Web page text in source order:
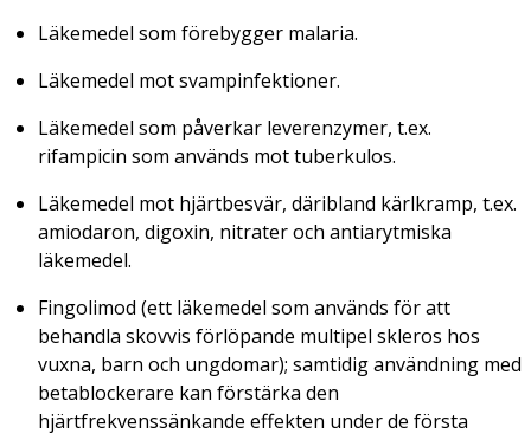
Läkemedel som förebygger malaria.
Läkemedel mot svampinfektioner.
Läkemedel som påverkar leverenzymer, t.ex.
rifampicin som används mot tuberkulos.
Läkemedel mot hjärtbesvär, däribland kärlkramp, t.ex.
amiodaron, digoxin, nitrater och antiarytmiska
läkemedel.
Fingolimod (ett läkemedel som används för att
behandla skovvis förlöpande multipel skleros hos
vuxna, barn och ungdomar); samtidig användning med
betablockerare kan förstärka den
hjärtfrekvenssänkande effekten under de första